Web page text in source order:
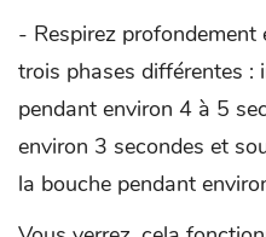
- Respirez
trois phases différentes :
pendant environ 4 à 5
environ 3 secondes et
la bouche pendant